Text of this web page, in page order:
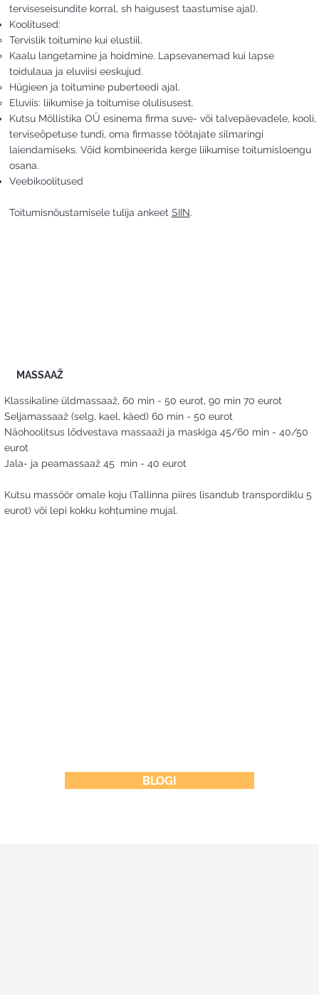
terviseseisundite korral, sh haigusest taastumise ajal).
Koolitused:
Tervislik toitumine kui elustiil.
Kaalu langetamine ja hoidmine. Lapsevanemad kui lapse
toidulaua ja eluviisi eeskujud.
Hügieen ja toitumine puberteedi ajal.
Eluviis: liikumise ja toitumise olulisusest.
Kutsu Möllistika OÜ esinema firma suve- või talvepäevadele, kooli,
terviseõpetuse tundi, oma firmasse töötajate silmaringi
laiendamiseks. Võid kombineerida kerge liikumise toitumisloengu
osana.
Veebikoolitused
Toitumisnõustamisele tulija ankeet SIIN.
MASSAAŽ
Klassikaline üldmassaaž, 60 min - 50 eurot, 90 min 70 eurot
Seljamassaaž (selg, kael, käed) 60 min - 50 eurot
Näohoolitsus lõdvestava massaaži ja maskiga 45/60 min - 40/50
eurot
Jala- ja peamassaaž 45 min - 40 eurot
Kutsu massöör omale koju (Tallinna piires lisandub transpordiklu 5
eurot) või lepi kokku kohtumine mujal.
BLOGI